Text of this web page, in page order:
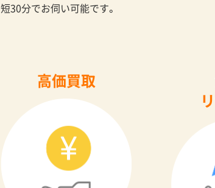
短30分でお伺い可能です。
高価買取